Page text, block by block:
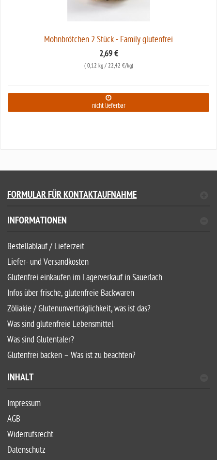
Mohnbrötchen 2 Stück - Family glutenfrei
2,69 €
( 0,12 kg/ 22,42 €/kg)
nicht lieferbar
FORMULAR FÜR KONTAKTAUFNAHME
INFORMATIONEN
Bestellablauf / Lieferzeit
Liefer- und Versandkosten
Glutenfrei einkaufen im Lagerverkauf in Sauerlach
Infos über frische, glutenfreie Backwaren
Zöliakie / Glutenunverträglichkeit, was ist das?
Was sind glutenfreie Lebensmittel
Was sind Glutentaler?
Glutenfrei backen – Was ist zu beachten?
INHALT
Impressum
AGB
Widerrufsrecht
Datenschutz